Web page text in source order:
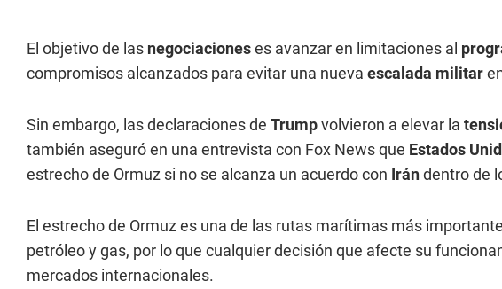
El objetivo de las negociacioneses avanzar en limitaciones al
compromisos alcanzados para evitar una nueva escalada militar
Sin embargo, las declaraciones de Trumpvolvieron a elevar la
también aseguró en una entrevista con Fox News que Estados
estrecho de Ormuz si no se alcanza un acuerdo con Irándentro de
El estrecho de Ormuz es una de las rutas marítimas más
petróleo y gas, por lo que cualquier decisión que afecte su
mercados internacionales.